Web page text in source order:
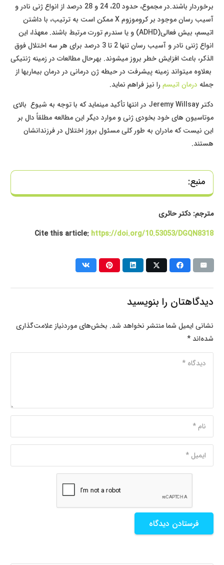
برخوردار باشند.در مجموع، حدود 20، 24 و 28 درصد از انواع ژنی نادر و
آسیب رسان موجود بر کروموزوم X ممکن است به ترتیب، با داشتن
اتیسم، بیش فعالی(ADHD) و یا سندرم تورت مرتبط باشند. معهذا، این
انواع ژننی نادر و آسیب رسان تنها 2 تا 3 درصد برای هر سه اختلال فوق
الذکر، باعث افزایش خطر بروز میشوند. بهرحال مطالعات در زمینه ژنتیکی
بعلاوه میتواند زمینه پیشرفت در حیطه ژن درمانی در درمان بیماریها از
جمله درمان اتیسم را نیز فراهم نماید.
دکتر Jeremy Willsay در انتها تأکید مینماید که با توجه به شیوع بالای
موتاسیون های خود بخودی ژنی و موارد دیگر این مطالعه مطلقاً دال بر
این نیست که مادران به طور کلی مسئول بروز اختلال در فرزندانشان
هستند.
منبع:
مترجم: دکتر حائری
Cite this article: https://doi.org/10.53053/DGQN8318
دیدگاهتان را بنویسید
نشانی ایمیل شما منتشر نخواهد شد. بخش‌های موردنیاز علامت‌گذاری
شده‌اند *
فرستادن دیدگاه